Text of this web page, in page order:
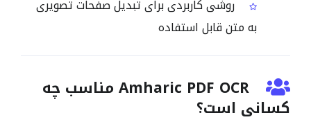
روشی کاربردی برای تبدیل صفحات تصویری
به متن قابل استفاده
Amharic PDF OCR مناسب چه
کسانی است؟